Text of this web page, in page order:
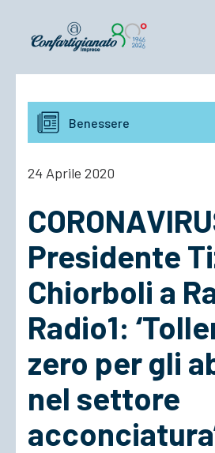
Notizie e Documenti
Confartigianato
Cosa Facciamo
ACCEDI
Benessere
24 Aprile 2020
Presidente
Chiorboli a
Radio1:
zero per gli
nel settore